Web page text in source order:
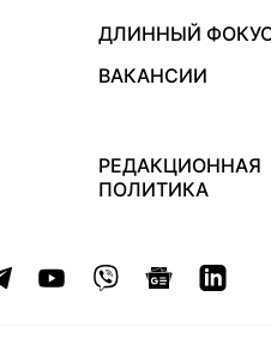
ДЛИННЫЙ
ВАКАНСИИ
РЕДАКЦИОННАЯ
ПОЛИТИКА